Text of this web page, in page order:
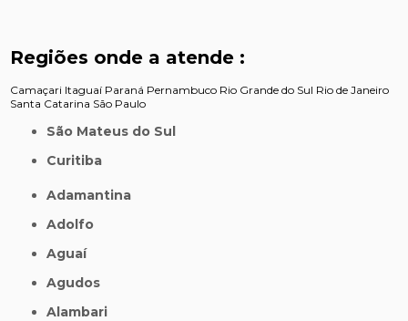
Regiões onde a atende :
Camaçari Itaguaí Paraná Pernambuco Rio Grande do Sul Rio de Janeiro
Santa Catarina São Paulo
São Mateus do Sul
Curitiba
Adamantina
Adolfo
Aguaí
Agudos
Alambari